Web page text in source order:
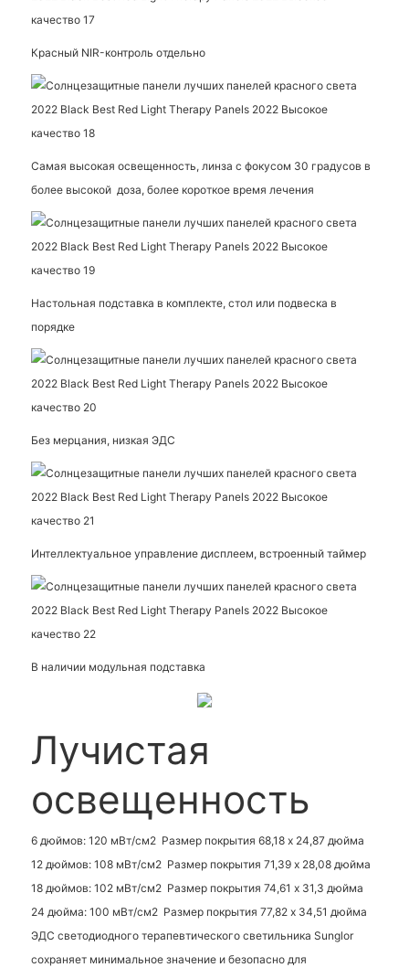
Красный NIR-контроль отдельно
Самая высокая освещенность, линза с фокусом 30 градусов в
более высокой доза, более короткое время лечения
Настольная подставка в комплекте, стол или подвеска в
порядке
Без мерцания, низкая ЭДС
Интеллектуальное управление дисплеем, встроенный таймер
В наличии модульная подставка
Лучистая
освещенность
6 дюймов: 120 мВт/см2 Размер покрытия 68,18 x 24,87 дюйма
12 дюймов: 108 мВт/см2 Размер покрытия 71,39 x 28,08 дюйма
18 дюймов: 102 мВт/см2 Размер покрытия 74,61 x 31,3 дюйма
24 дюйма: 100 мВт/см2 Размер покрытия 77,82 x 34,51 дюйма
ЭДС светодиодного терапевтического светильника Sunglor
сохраняет минимальное значение и безопасно для